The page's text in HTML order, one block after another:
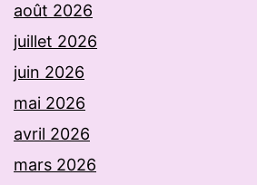
août 2026
juillet 2026
juin 2026
mai 2026
avril 2026
mars 2026